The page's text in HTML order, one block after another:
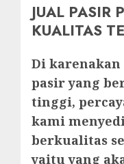
JUAL PASIR
KUALITAS
Di
pasir yang
tinggi,
kami
berkualitas
yaitu yang